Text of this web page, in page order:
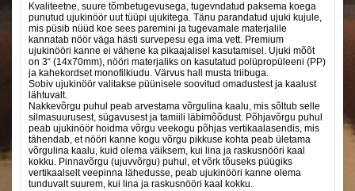
Kvaliteetne, suure tõmbetugevusega, tugevndatud paksema koega
punutud ujukinöör uut tüüpi ujukitega. Tänu parandatud ujuki kujule,
mis püsib nüüd koe sees paremini ja tugevamale materjalile
kannatab nöör väga hästi survepesu ega ima vett. Premium
ujukinööri kanne ei vähene ka pikaajalisel kasutamisel. Ujuki mõõt
on 3“ (14x70mm), nööri materjaliks on kasutatud polüpropüleeni (PP)
ja kahekordset monofilkiudu. Värvus hall musta triibuga.
Sobiv ujukinöör valitakse püünisele soovitud omadustest ja kaalust
lähtuvalt.
Nakkevõrgu puhul peab arvestama võrgulina kaalu, mis sõltub selle
silmasuurusest, sügavusest ja tamiili läbimõõdust. Põhjavõrgu puhul
peab ujukinöör hoidma võrgu veekogu põhjas vertikaalasendis, mis
tähendab, et nööri kanne kogu võrgu pikkuse kohta peab ületama
võrgulina kaalu, kuid olema väiksem, kui lina ja raskusnööri kaal
kokku. Pinnavõrgu (ujuvvõrgu) puhul, et võrk tõuseks püügiks
vertikaalselt veepinna lähedusse, peab ujukinööri kanne olema
tunduvalt suurem, kui lina ja raskusnööri kaal kokku.